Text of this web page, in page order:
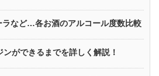
ラなど…各お酒のアルコール度数比較
ができるまでを詳しく解説！